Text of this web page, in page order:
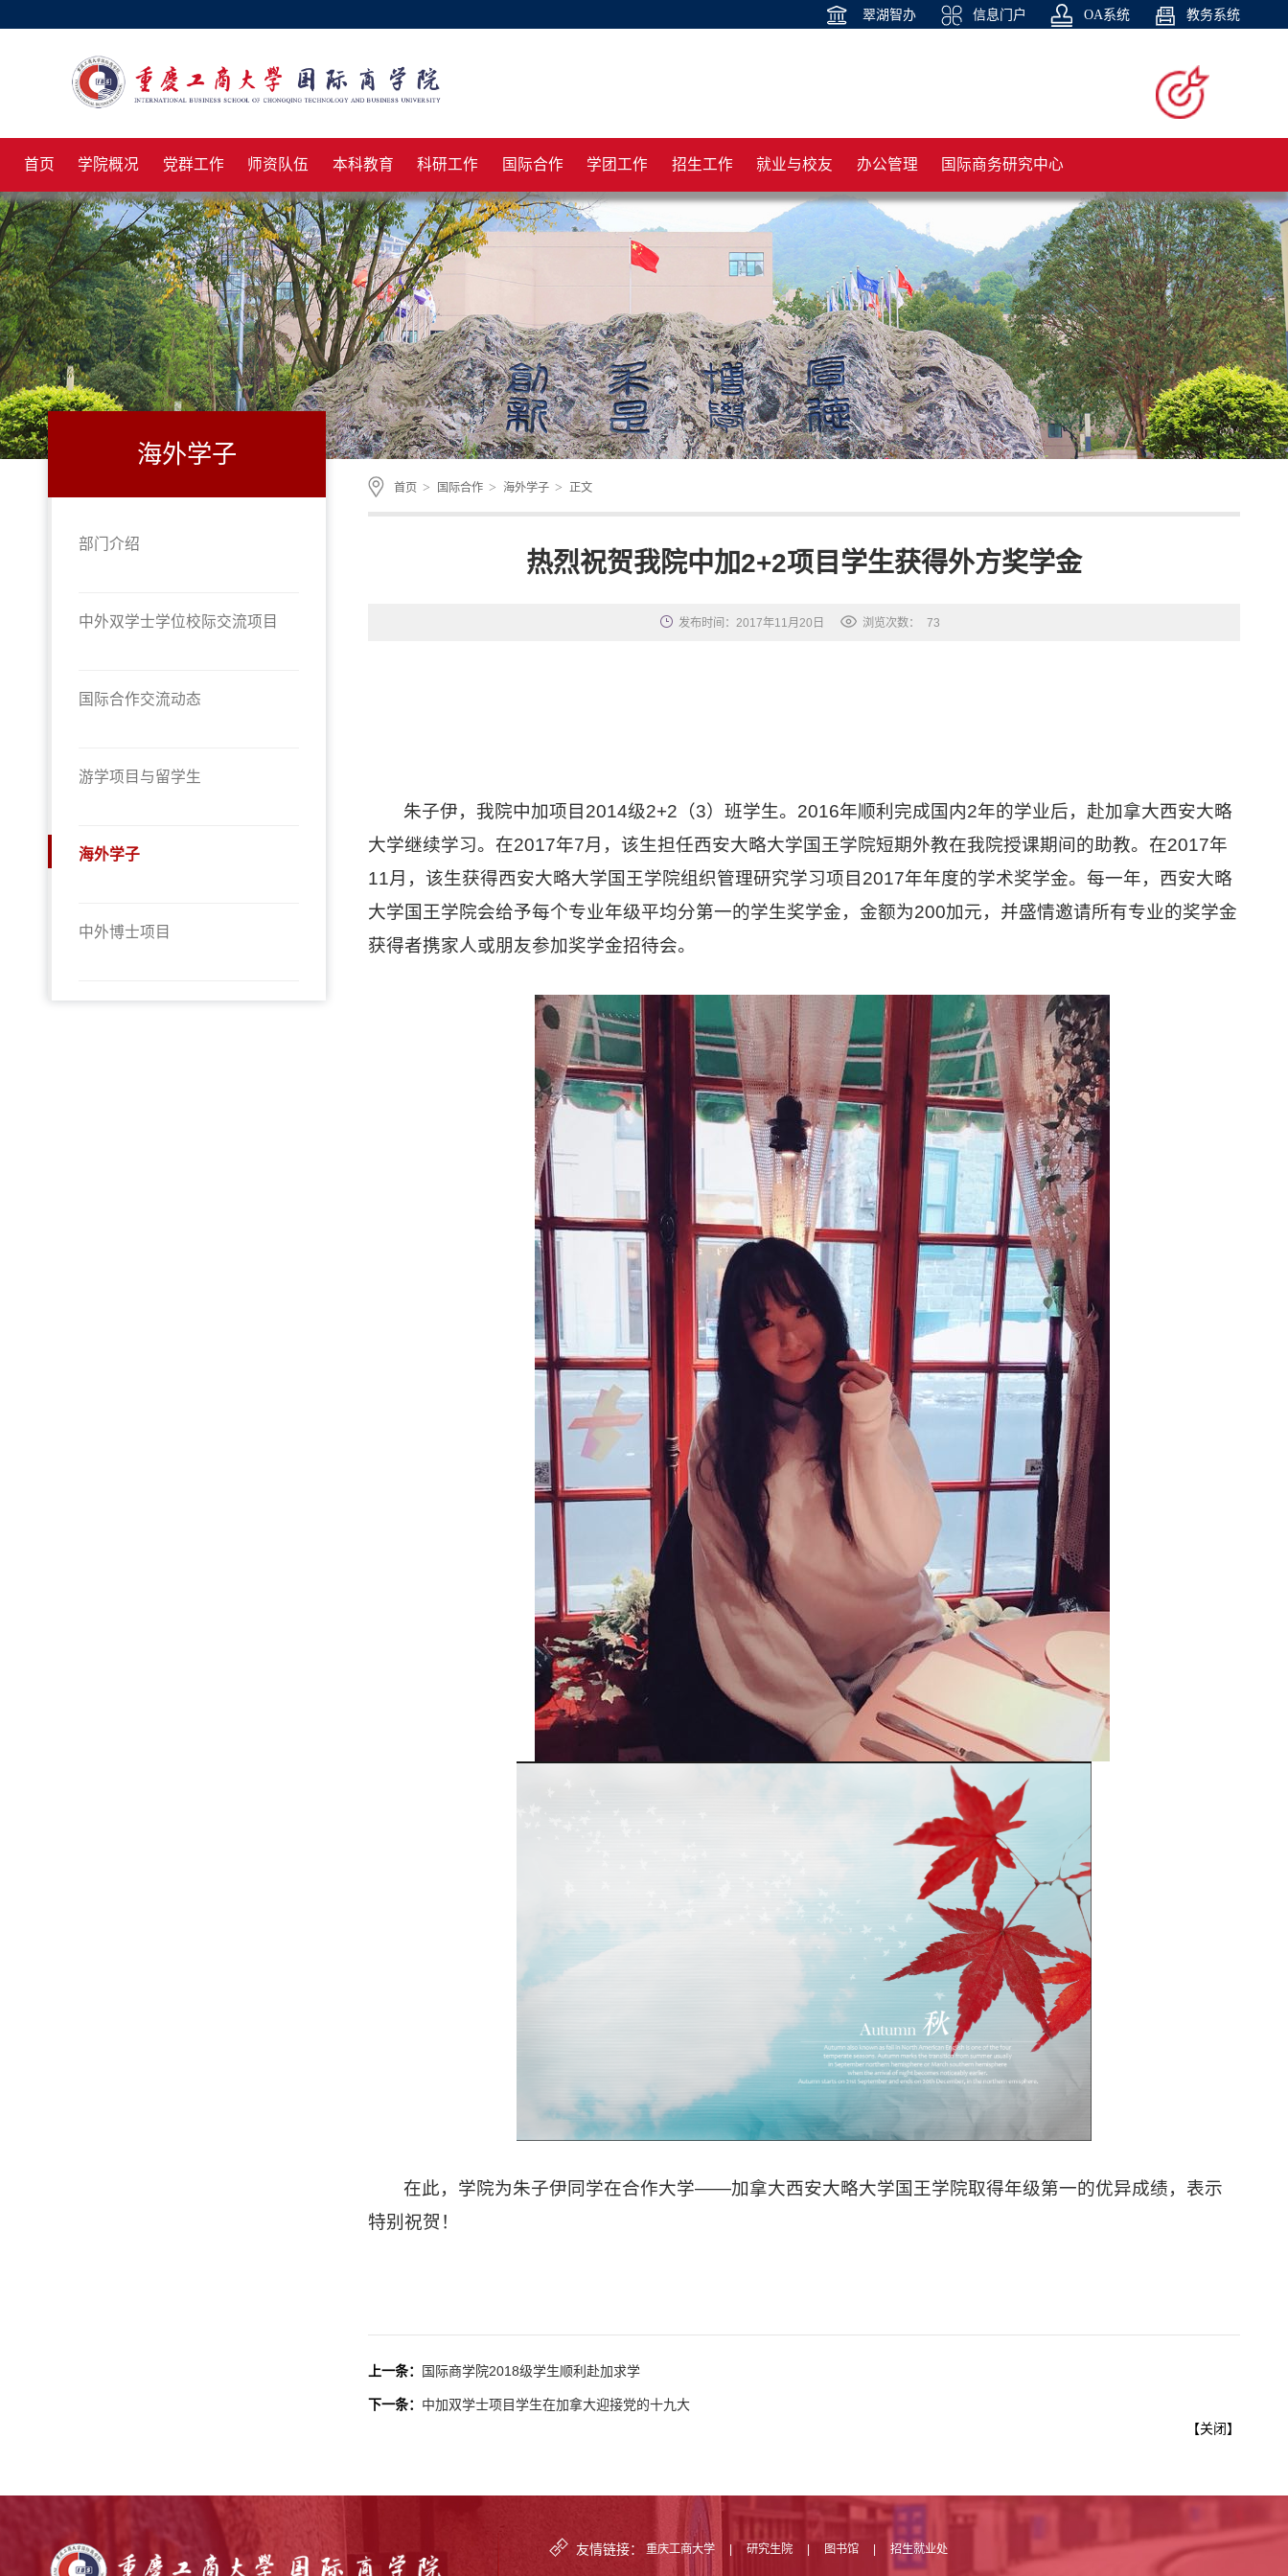
翠湖智办 信息门户 OA系统 教务系统
首页 学院概况 党群工作 师资队伍 本科教育 科研工作 国际合作 学团工作 招生工作 就业与校友 办公管理 国际商务研究中心
海外学子
部门介绍
中外双学士学位校际交流项目
国际合作交流动态
游学项目与留学生
海外学子
中外博士项目
首页 > 国际合作 > 海外学子 > 正文
热烈祝贺我院中加2+2项目学生获得外方奖学金
发布时间：2017年11月20日 浏览次数： 73
朱子伊，我院中加项目2014级2+2 （3）班学生。 2016年顺利完成国内2年的学业后，赴加拿大西安大略
大学继续学习。在2017年7月，该生担任西安大略大学国王学院短期外教在我院授课期间的助教。在2017年
11月，该生获得西安大略大学国王学院组织管理研究学习项目2017年年度的学术奖学金。每一年，西安大略
大学国王学院会给予每个专业年级平均分第一的学生奖学金，金额为200加元，并盛情邀请所有专业的奖学金
获得者携家人或朋友参加奖学金招待会。
在此，学院为朱子伊同学在合作大学——加拿大西安大略大学国王学院取得年级第一的优异成绩，表示
特别祝贺！
上一条： 国际商学院2018级学生顺利赴加求学
下一条： 中加双学士项目学生在加拿大迎接党的十九大
【关闭】
友情链接： 重庆工商大学 | 研究生院 | 图书馆 | 招生就业处